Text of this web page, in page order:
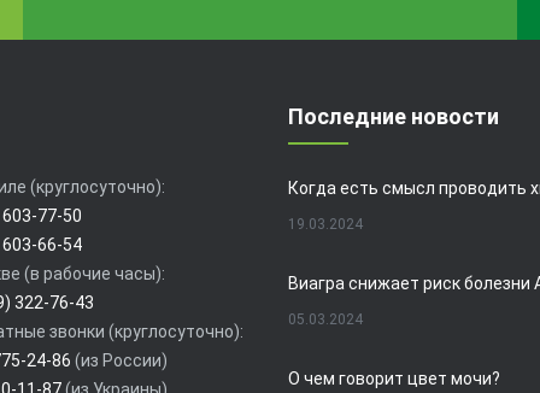
(круглосуточно):
77-50
66-54
(в рабочие часы):
322-76-43
звонки (круглосуточно):
24-86 (из России)
Последние новости
19.03.2024
05.03.2024
О чем говорит цвет мочи?